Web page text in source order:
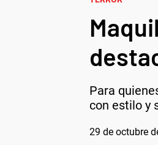
Para
con estilo y
29 de octubre